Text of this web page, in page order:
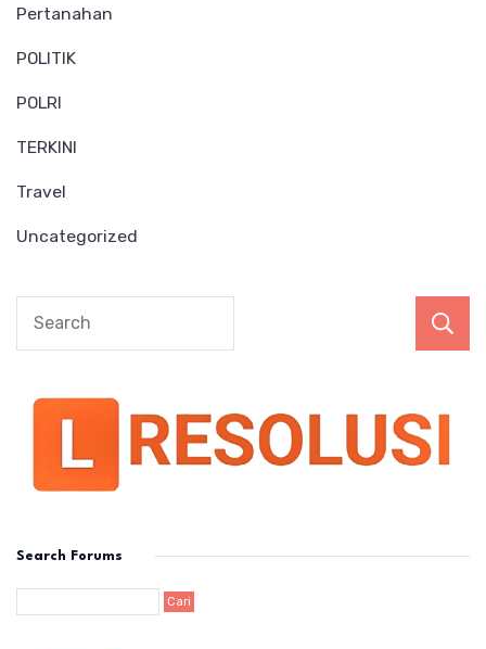
Pertanahan
POLITIK
POLRI
TERKINI
Travel
Uncategorized
Search Forums